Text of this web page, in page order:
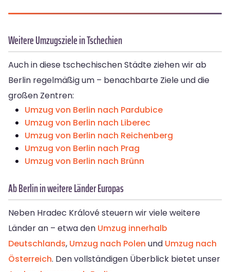
Weitere Umzugsziele in Tschechien
Auch in diese tschechischen Städte ziehen wir ab
Berlin regelmäßig um – benachbarte Ziele und die
großen Zentren:
Umzug von Berlin nach Pardubice
Umzug von Berlin nach Liberec
Umzug von Berlin nach Reichenberg
Umzug von Berlin nach Prag
Umzug von Berlin nach Brünn
Ab Berlin in weitere Länder Europas
Neben Hradec Králové steuern wir viele weitere
Länder an – etwa den Umzug innerhalb
Deutschlands, Umzug nach Polen und Umzug nach
Österreich. Den vollständigen Überblick bietet unser